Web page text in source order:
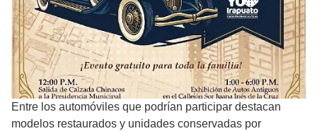
Entre los automóviles que podrían participar destacan
modelos restaurados y unidades conservadas por